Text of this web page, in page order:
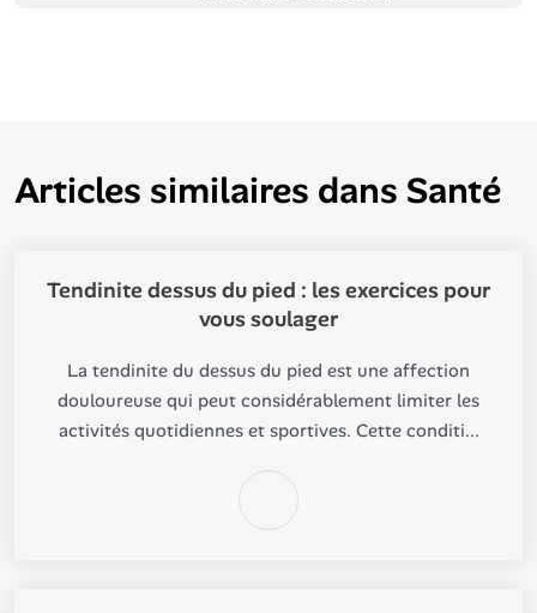
Articles similaires dans Santé
Tendinite dessus du pied : les exercices pour
vous soulager
La tendinite du dessus du pied est une affection
douloureuse qui peut considérablement limiter les
activités quotidiennes et sportives. Cette conditi...